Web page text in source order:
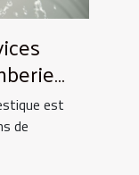
est
de